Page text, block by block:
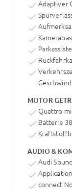
Adaptiver
MOTOR
Quattro
Batterie
AUDIO &
Audi
connect